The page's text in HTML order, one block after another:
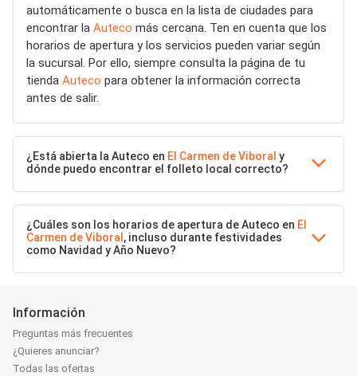
automáticamente o busca en la lista de ciudades para
encontrar la Auteco más cercana. Ten en cuenta que los
horarios de apertura y los servicios pueden variar según
la sucursal. Por ello, siempre consulta la página de tu
tienda Auteco para obtener la información correcta
antes de salir.
¿Está abierta la Auteco en El Carmen de Viboral y
dónde puedo encontrar el folleto local correcto?
¿Cuáles son los horarios de apertura de Auteco en El
Carmen de Viboral , incluso durante festividades
como Navidad y Año Nuevo?
Información
Preguntas más frecuentes
¿Quieres anunciar?
Todas las ofertas